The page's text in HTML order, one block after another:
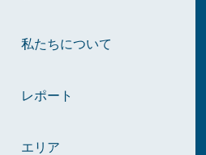
私たちについて
レポート
エリア